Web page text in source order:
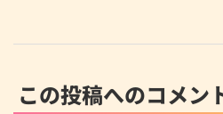
この投稿へのコメン